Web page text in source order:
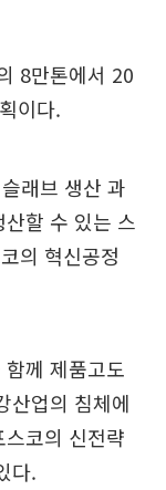
8만톤에서 20
이다.
래브 생산 과
할 수 있는 스
의 혁신공정
께 제품고도
산업의 침체에
코의 신전략
다.